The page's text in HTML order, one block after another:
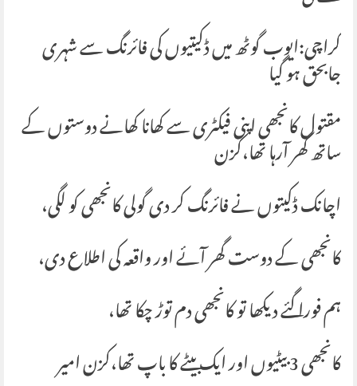
کراچی:ایوب گوٹھ میں ڈکیتیوں کی فائرنگ سے شہری
جابحق ہو گیا
مقتول کانجھی اپنی فیکٹری سے کھانا کھانے دوستوں کے
ساتھ گھر آرہا تھا،کزن
اچانک ڈکیتوں نے فائرنگ کر دی گولی کانجھی کو لگی،
کانجھی کے دوست گھر آئے اور واقعہ کی اطلاع دی،
ہم فورا گئے دیکھا تو کانجھی دم توڑ چکا تھا،
کانجھی 3 بیٹیوں اور ایک بیٹے کا باپ تھا،کزن امیر